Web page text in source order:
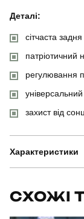
Деталі:
сітчаста
патріотичний
регулювання
захист від
Характеристики
СХОЖІ